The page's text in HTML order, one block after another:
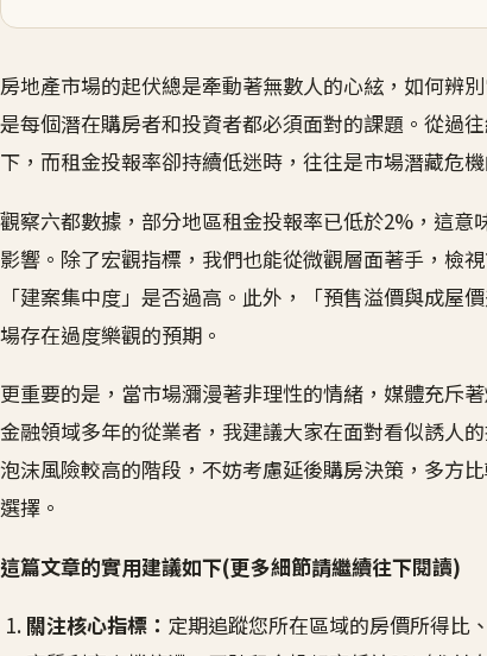
房地產市場的起伏總是牽動著無數人的心絃，如何辨
是每個潛在購房者和投資者都必須面對的課題。從過
下，而租金投報率卻持續低迷時，往往是市場潛藏危機
觀察六都數據，部分地區租金投報率已低於2%，這
影響。除了宏觀指標，我們也能從微觀層面著手，檢
「建案集中度」是否過高。此外，「預售溢價與成
場存在過度樂觀的預期。
更重要的是，當市場瀰漫著非理性的情緒，媒體充斥
金融領域多年的從業者，我建議大家在面對看似誘人
泡沫風險較高的階段，不妨考慮延後購房決策，多方
選擇。
這篇文章的實用建議如下(更多細節請繼續往下閱讀)
關注核心指標： 定期追蹤您所在區域的房價所得比